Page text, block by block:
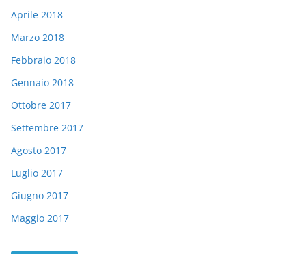
Aprile 2018
Marzo 2018
Febbraio 2018
Gennaio 2018
Ottobre 2017
Settembre 2017
Agosto 2017
Luglio 2017
Giugno 2017
Maggio 2017